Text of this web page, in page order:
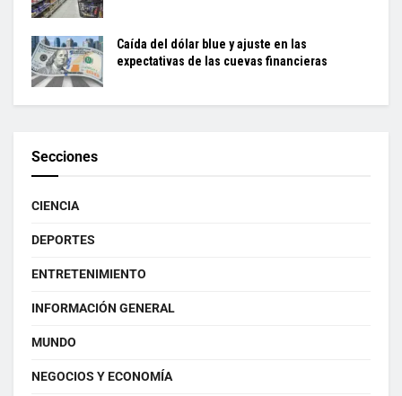
Caída del dólar blue y ajuste en las
expectativas de las cuevas financieras
Secciones
CIENCIA
DEPORTES
ENTRETENIMIENTO
INFORMACIÓN GENERAL
MUNDO
NEGOCIOS Y ECONOMÍA